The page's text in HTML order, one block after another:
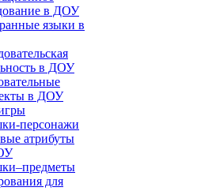
в ДОУ
языки в
в ДОУ
в ДОУ
персонажи
атрибуты
для